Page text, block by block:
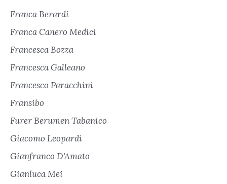
Franca Berardi
Franca Canero Medici
Francesca Bozza
Francesca Galleano
Francesco Paracchini
Fransibo
Furer Berumen Tabanico
Giacomo Leopardi
Gianfranco D'Amato
Gianluca Mei